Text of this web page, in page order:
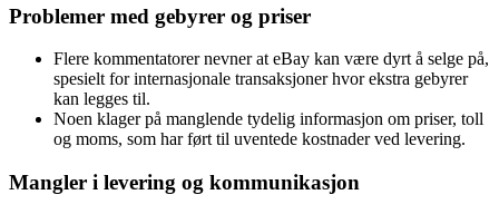
Problemer med gebyrer og priser
Flere kommentatorer nevner at eBay kan være dyrt å selge på,
spesielt for internasjonale transaksjoner hvor ekstra gebyrer
kan legges til.
Noen klager på manglende tydelig informasjon om priser, toll
og moms, som har ført til uventede kostnader ved levering.
Mangler i levering og kommunikasjon